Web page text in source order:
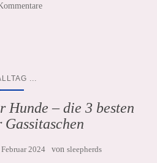
Hunde – die 3 besten
Gassitaschen
Februar 2024 von sleepherds